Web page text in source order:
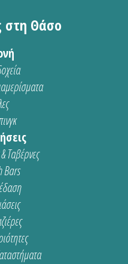
στη Θάσο
Ταβέρνες
Bars